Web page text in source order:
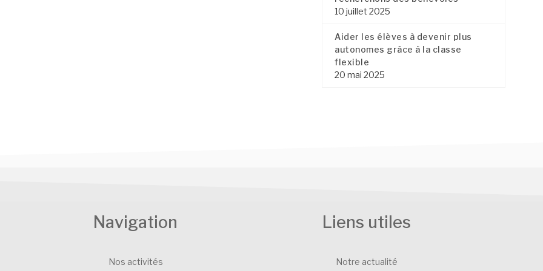
10 juillet 2025
Aider les élèves à devenir plus
autonomes grâce à la classe
flexible
20 mai 2025
Navigation
Nos activités
Liens utiles
Notre actualité